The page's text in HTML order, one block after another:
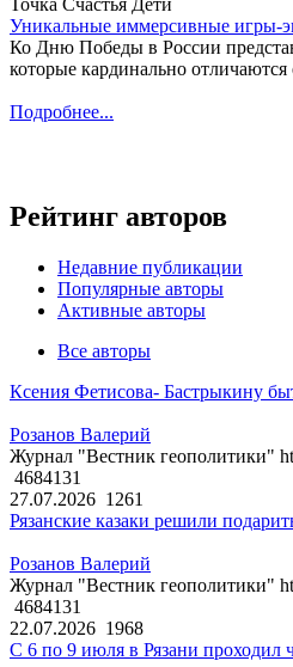
Точка Счастья Дети
Уникальные иммерсивные игры-
Ко Дню Победы в России
которые кардинально
Подробнее...
Рейтинг авторов
Недавние публикации
Популярные авторы
Активные авторы
Все авторы
Ксения Фетисова- Бастрыкину
Розанов Валерий
Журнал "Вестник геополитики"
4684131
27.07.2026 1261
Рязанские казаки решили
Розанов Валерий
Журнал "Вестник геополитики"
4684131
22.07.2026 1968
С 6 по 9 июля в Рязани проходил